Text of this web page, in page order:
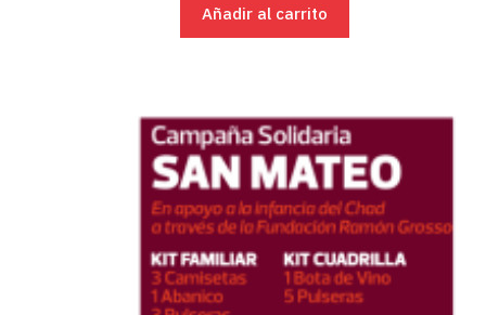
Añadir al carrito